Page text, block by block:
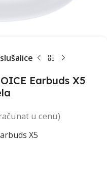
Earbuds X5
u cenu)
X5